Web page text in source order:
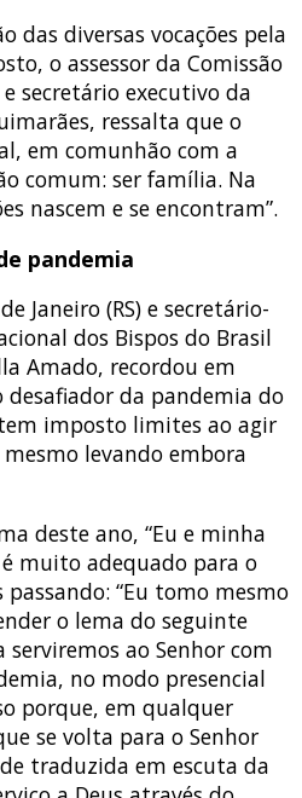
das diversas vocações pela
o assessor da Comissão
secretário executivo da
ressalta que o
em comunhão com a
comum: ser família. Na
nascem e se encontram”.
pandemia
Janeiro (RS) e secretário-
dos Bispos do Brasil
Amado, recordou em
da pandemia do
imposto limites ao agir
levando embora
deste ano, “Eu e minha
é muito adequado para o
“Eu tomo mesmo
o lema do seguinte
serviremos ao Senhor com
no modo presencial
porque, em qualquer
se volta para o Senhor
traduzida em escuta da